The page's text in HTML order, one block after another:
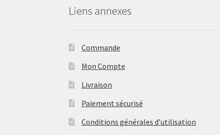
Liens annexes
Commande
Mon Compte
Livraison
Paiement sécurisé
Conditions générales d’utilisation